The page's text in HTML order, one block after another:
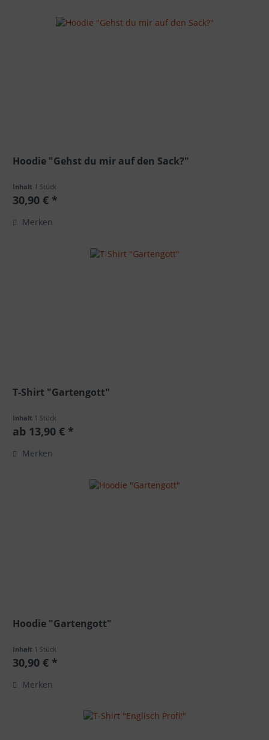
Hoodie "Gehst du mir auf den Sack?"
Inhalt 1 Stück
30,90 € *
Merken
T-Shirt "Gartengott"
Inhalt 1 Stück
ab 13,90 € *
Merken
Hoodie "Gartengott"
Inhalt 1 Stück
30,90 € *
Merken